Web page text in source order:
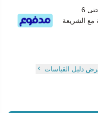
قسم دفعاتك بطريقة ميسرة إلى 4 وحتى 6
مع الشريعة
دليل القياسات